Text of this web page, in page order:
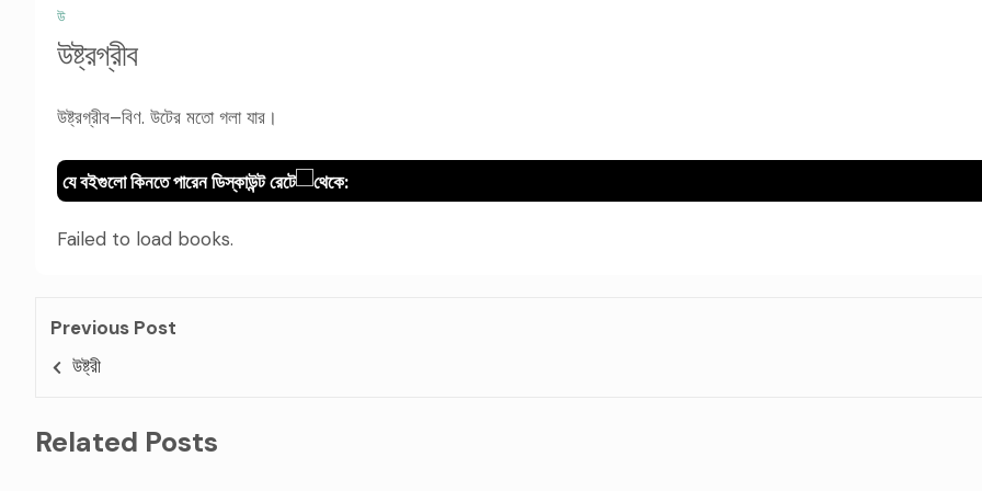
উ
উষ্ট্রগ্রীব
উষ্ট্রগ্রীব–বিণ. উটের মতো গলা যার।
যে বইগুলো কিনতে পারেন ডিস্কাউন্ট রেটে থেকে:
Failed to load books.
Previous Post
উষ্ট্রী
Related Posts